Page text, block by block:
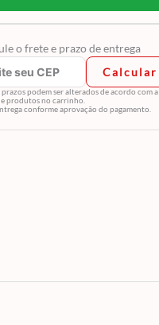
o frete e prazo de entrega
Calcular
prazos podem ser alterados de acordo com a
produtos no carrinho.
conforme aprovação do pagamento.